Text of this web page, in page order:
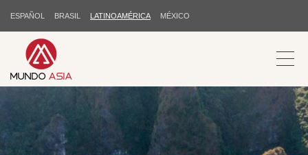
ESPAÑOL BRASIL LATINOAMÉRICA MÉXICO